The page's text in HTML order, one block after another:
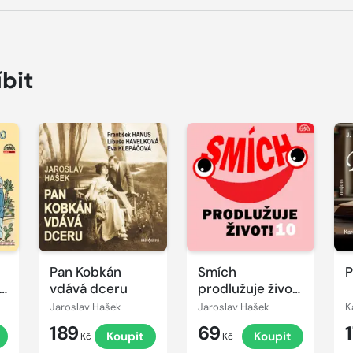
Pan Kobkán
vdává dceru
Jaroslav Hašek
189 Kč Koupit
Přehrát
ukázku
Smích
prodlužuje život!
10
Jaroslav Hašek
69 Kč Koupit
Přehrát
ukázku